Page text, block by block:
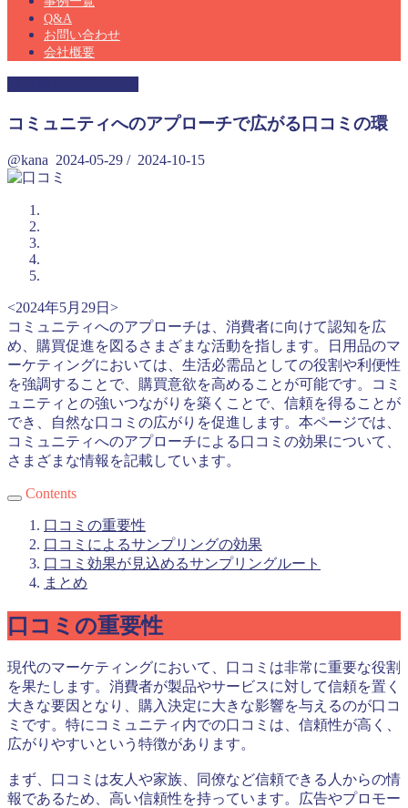
Q&A
お問い合わせ
会社概要
コミュニティへのアプローチで広がる口コミの環
@kana 2024-05-29 / 2024-10-15
<2024年5月29日>
コミュニティへのアプローチは、消費者に向けて認知を広
め、購買促進を図るさまざまな活動を指します。日用品のマ
ーケティングにおいては、生活必需品としての役割や利便性
を強調することで、購買意欲を高めることが可能です。コミ
ュニティとの強いつながりを築くことで、信頼を得ることが
でき、自然な口コミの広がりを促進します。本ページでは、
コミュニティへのアプローチによる口コミの効果について、
さまざまな情報を記載しています。
Contents
口コミの重要性
口コミによるサンプリングの効果
口コミ効果が見込めるサンプリングルート
まとめ
口コミの重要性
現代のマーケティングにおいて、口コミは非常に重要な役割
を果たします。消費者が製品やサービスに対して信頼を置く
大きな要因となり、購入決定に大きな影響を与えるのが口コ
ミです。特にコミュニティ内での口コミは、信頼性が高く、
広がりやすいという特徴があります。
まず、口コミは友人や家族、同僚など信頼できる人からの情
報であるため、高い信頼性を持っています。広告やプロモー